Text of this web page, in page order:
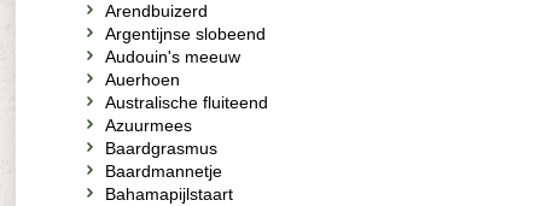
Arendbuizerd
Argentijnse slobeend
Audouin's meeuw
Auerhoen
Australische fluiteend
Azuurmees
Baardgrasmus
Baardmannetje
Bahamapijlstaart